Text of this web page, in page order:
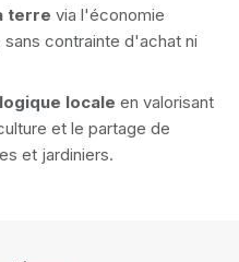
terre via l'économie
contrainte d'achat ni
locale en valorisant
et le partage de
et jardiniers.